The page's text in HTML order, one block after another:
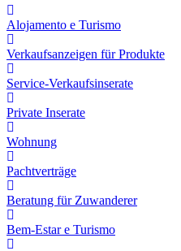
Alojamento e Turismo
Verkaufsanzeigen für Produkte
Service-Verkaufsinserate
Private Inserate
Wohnung
Pachtverträge
Beratung für Zuwanderer
Bem-Estar e Turismo